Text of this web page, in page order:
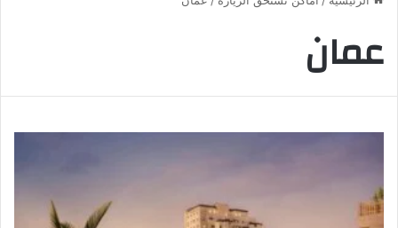
عمان